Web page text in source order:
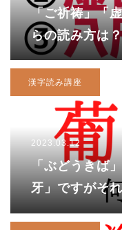
「ご祈祷」「
らの読み方は
漢字読み講座
2023.03.12
「ぶどうきば
牙」ですがそ
の名前なんで